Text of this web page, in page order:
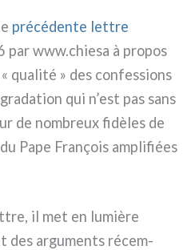
pré­cé­den­te let­tre
www.chiesa à pro­pos
qua­li­té » des con­fes­sions
qui n’est pas sans
de nom­breux fidè­les de
Pape François ampli­fiées
il met en lumiè­re
des argu­men­ts récem­